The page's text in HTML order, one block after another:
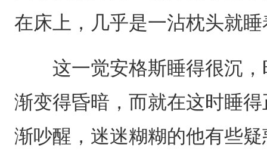
在床上，几乎是一沾枕头就
这一觉安格斯睡得很沉，
渐变得昏暗，而就在这时睡
渐吵醒，迷迷糊糊的他有些